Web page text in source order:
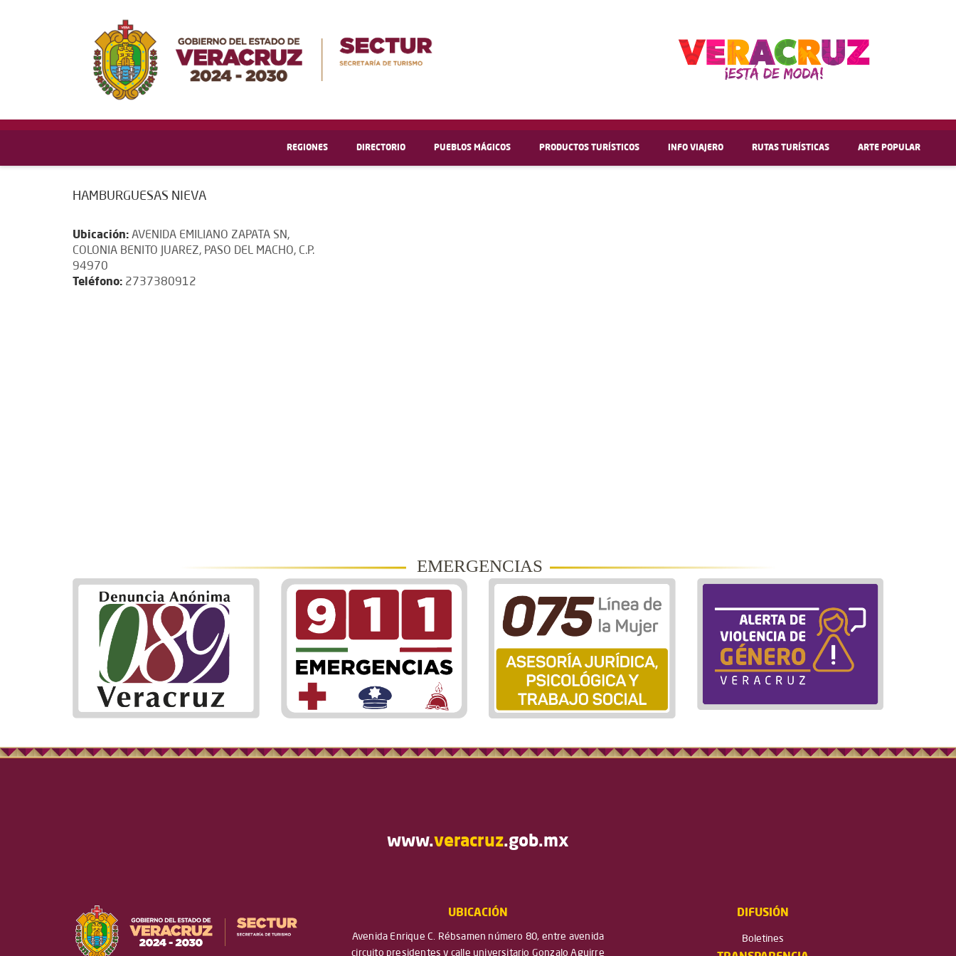
REGIONES DIRECTORIO PUEBLOS MÁGICOS PRODUCTOS TURÍSTICOS INFO VIAJERO RUTAS TURÍSTICAS ARTE POPULAR
HAMBURGUESAS NIEVA
Ubicación: AVENIDA EMILIANO ZAPATA SN,
COLONIA BENITO JUAREZ, PASO DEL MACHO, C.P.
94970
Teléfono: 2737380912
EMERGENCIAS
www.veracruz.gob.mx
UBICACIÓN
Avenida Enrique C. Rébsamen número 80, entre avenida
circuito presidentes y calle universitario Gonzalo Aguirre
DIFUSIÓN
Boletines